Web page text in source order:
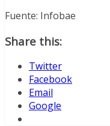
Fuente: Infobae
Share this:
Twitter
Facebook
Email
Google